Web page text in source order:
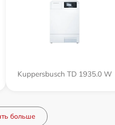
Kuppersbusch TD 1935.0 W
больше